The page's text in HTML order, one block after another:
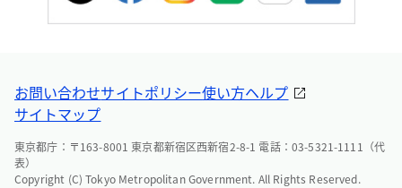
お問い合わせサイトポリシー使い方ヘルプ
サイトマップ
東京都庁：〒163-8001 東京都新宿区西新宿2-8-1 電話：03-5321-1111（代
表）
Copyright (C) Tokyo Metropolitan Government. All Rights Reserved.